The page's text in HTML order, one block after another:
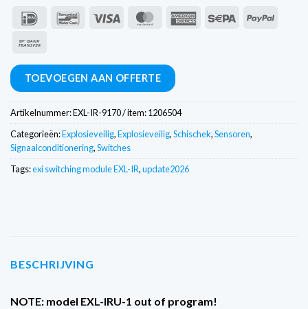
IDeal BancontactVisa MasterCardAmerican Sepa
PayPal
TOEVOEGEN AAN OFFERTE
Artikelnummer:EXL-IR-9170 / item: 1206504
Categorieën:Explosieveilig,Explosieveilig,Schischek,Sensoren,
Signaalconditionering,Switches
Tags:exi switching module EXL-IR,update2026
BESCHRIJVING
NOTE: model EXL-IRU-1 out of program!